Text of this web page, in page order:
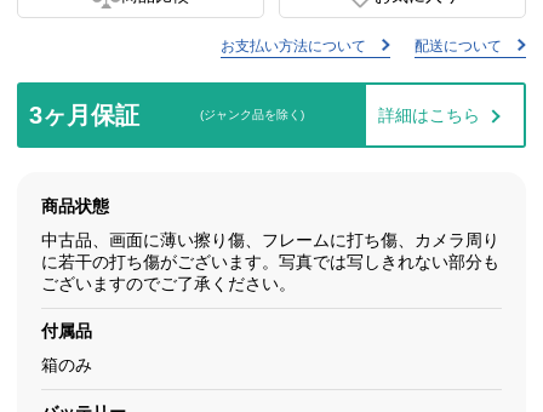
お支払い方法について 配送について
3ヶ月保証 (ジャンク品を除く) 詳細はこちら
商品状態
中古品、画面に薄い擦り傷、フレームに打ち傷、カメラ周り
に若干の打ち傷がございます。写真では写しきれない部分も
ございますのでご了承ください。
付属品
箱のみ